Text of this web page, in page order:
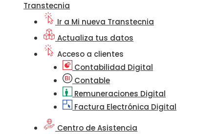
Transtecnia
Ir a Mi nueva Transtecnia
Actualiza tus datos
Acceso a clientes
Contabilidad Digital
Contable
Remuneraciones Digital
Factura Electrónica Digital
Centro de Asistencia